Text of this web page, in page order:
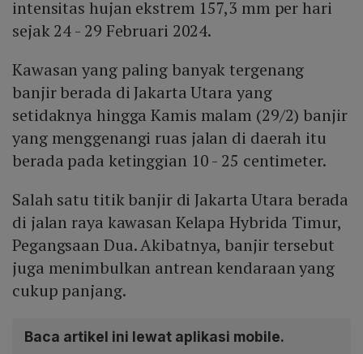
intensitas hujan ekstrem 157,3 mm per hari
sejak 24 - 29 Februari 2024.
Kawasan yang paling banyak tergenang
banjir berada di Jakarta Utara yang
setidaknya hingga Kamis malam (29/2) banjir
yang menggenangi ruas jalan di daerah itu
berada pada ketinggian 10 - 25 centimeter.
Salah satu titik banjir di Jakarta Utara berada
di jalan raya kawasan Kelapa Hybrida Timur,
Pegangsaan Dua. Akibatnya, banjir tersebut
juga menimbulkan antrean kendaraan yang
cukup panjang.
Baca artikel ini lewat aplikasi mobile.